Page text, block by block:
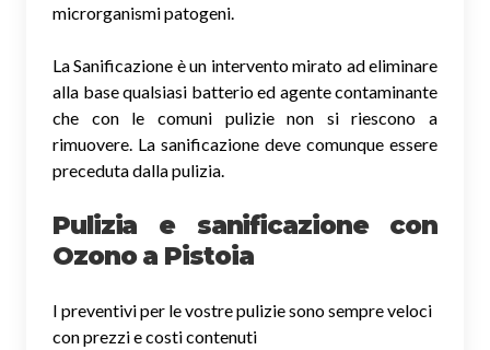
microrganismi patogeni.
La Sanificazione è un intervento mirato ad eliminare
alla base qualsiasi batterio ed agente contaminante
che con le comuni pulizie non si riescono a
rimuovere. La sanificazione deve comunque essere
preceduta dalla pulizia.
Pulizia e sanificazione con
Ozono a Pistoia
I preventivi per le vostre pulizie sono sempre veloci
con prezzi e costi contenuti